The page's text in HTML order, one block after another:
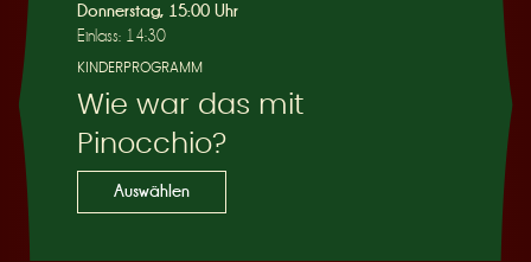
Donnerstag, 15:00 Uhr
Einlass: 14:30
KINDERPROGRAMM
Wie war das mit
Pinocchio?
Auswählen